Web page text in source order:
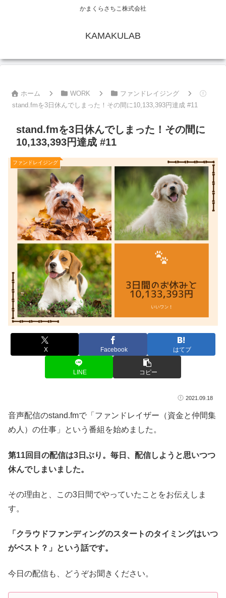
かまくらさちこ株式会社
KAMAKULAB
ホーム WORK
ファンドレイジング
stand.fmを3日休んでしまった！その間に10,133,393円達成 #11
stand.fmを3日休んでしまった！その間に
10,133,393円達成 #11
ファンドレイジング
X Facebook はてブ
LINE コピー
2021.09.18
音声配信のstand.fmで「ファンドレイザー（資金と仲間集
め人）の仕事」という番組を始めました。
第11回目の配信は3日ぶり。毎日、配信しようと思いつつ
休んでしまいました。
その理由と、この3日間でやっていたことをお伝えしま
す。
「クラウドファンディングのスタートのタイミングはいつ
がベスト？」という話です。
今日の配信も、どうぞお聞きください。